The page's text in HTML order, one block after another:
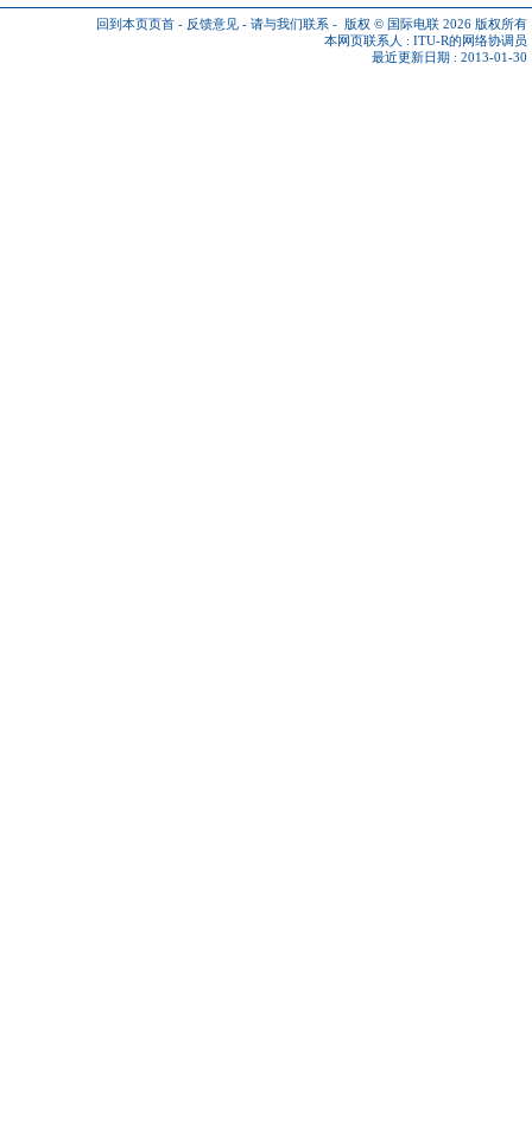
回到本页页首 - 反馈意见 - 请与我们联系 - 版权 © 国际电联 2026 版权所有
本网页联系人 : ITU-R的网络协调员
最近更新日期 : 2013-01-30